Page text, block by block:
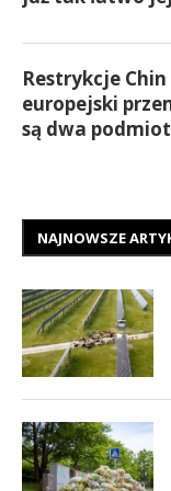
Restrykcje
europejski
są dwa
NAJNOWSZE